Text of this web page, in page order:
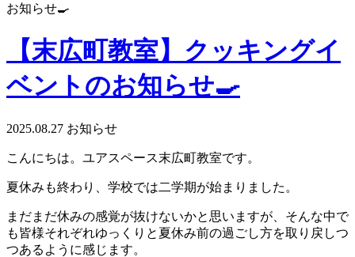
お知らせ🍳
【末広町教室】クッキングイ
ベントのお知らせ🍳
2025.08.27 お知らせ
こんにちは。ユアスペース末広町教室です。
夏休みも終わり、学校では二学期が始まりました。
まだまだ休みの感覚が抜けないかと思いますが、そんな中で
も皆様それぞれゆっくりと夏休み前の過ごし方を取り戻しつ
つあるように感じます。